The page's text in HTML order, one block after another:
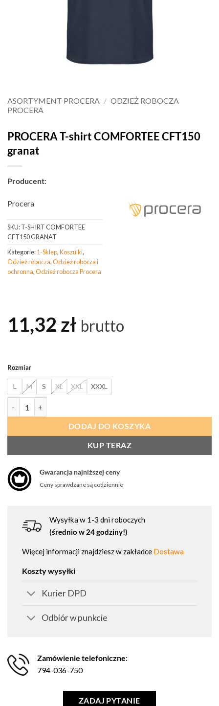
ASORTYMENT PROCERA / ODZIEŻ ROBOCZA
PROCERA
PROCERA T-shirt COMFORTEE CFT150
granat
Producent:
Procera
SKU:T-SHIRT COMFORTEE
CFT150 GRANAT
Kategorie:1-Sklep,Koszulki,
Odzież robocza,Odzież robocza i
ochronna,Odzież robocza Procera
11,32 zł brutto
Rozmiar
L M S XL XXL
XXXL
DODAJ DO KOSZYKA
KUP TERAZ
Gwarancja najniższej ceny
Ceny sprawdzane są codziennie
Wysyłka w 1-3 dni roboczych
(średnio w 24 godziny!)
Więcej informacji znajdziesz w zakładce Dostawa
Koszty wysyłki
Kurier DPD
Odbiór w punkcie
Zamówienie telefoniczne:
794-036-750
ZADAJ PYTANIE